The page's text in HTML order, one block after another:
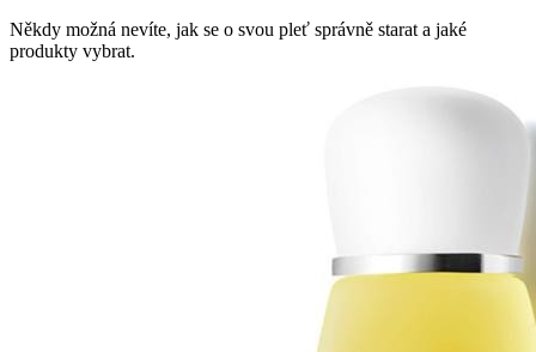
Někdy možná nevíte, jak se o svou pleť správně starat a jaké
produkty vybrat.